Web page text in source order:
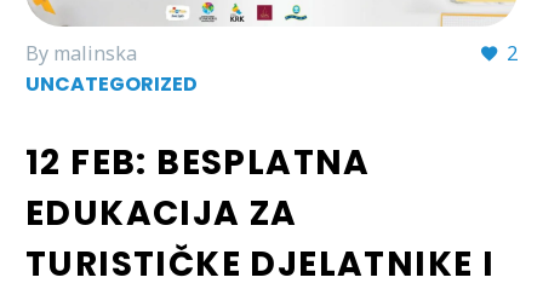
2
By malinska
UNCATEGORIZED
12 FEB: BESPLATNA
EDUKACIJA ZA
TURISTIČKE DJELATNIKE I